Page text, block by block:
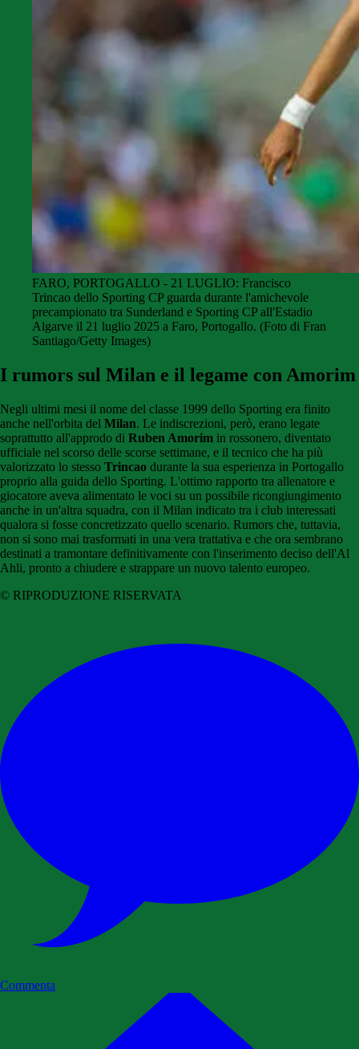
FARO, PORTOGALLO - 21 LUGLIO: Francisco
Trincao dello Sporting CP guarda durante l'amichevole
precampionato tra Sunderland e Sporting CP all'Estadio
Algarve il 21 luglio 2025 a Faro, Portogallo. (Foto di Fran
Santiago/Getty Images)
I rumors sul Milan e il legame con Amorim
Negli ultimi mesi il nome del classe 1999 dello Sporting era finito
anche nell'orbita del Milan. Le indiscrezioni, però, erano legate
soprattutto all'approdo di Ruben Amorim in rossonero, diventato
ufficiale nel scorso delle scorse settimane, e il tecnico che ha più
valorizzato lo stesso Trincao durante la sua esperienza in Portogallo
proprio alla guida dello Sporting. L'ottimo rapporto tra allenatore e
giocatore aveva alimentato le voci su un possibile ricongiungimento
anche in un'altra squadra, con il Milan indicato tra i club interessati
qualora si fosse concretizzato quello scenario. Rumors che, tuttavia,
non si sono mai trasformati in una vera trattativa e che ora sembrano
destinati a tramontare definitivamente con l'inserimento deciso dell'Al
Ahli, pronto a chiudere e strappare un nuovo talento europeo.
© RIPRODUZIONE RISERVATA
Commenta